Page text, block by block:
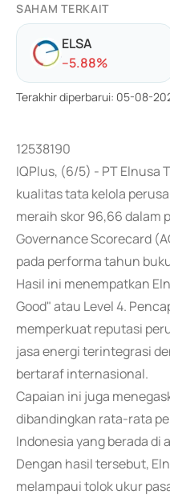
SAHAM TERKAIT
ELSA
--5.88%
Terakhir diperbarui: 05-08-
12538190
IQPlus, (6/5) - PT Elnusa
kualitas tata kelola
meraih skor 96,66 dalam
Governance Scorecard
pada performa tahun
Hasil ini menempatkan
Good" atau Level 4.
memperkuat reputasi
jasa energi terintegrasi
bertaraf internasional.
Capaian ini juga
dibandingkan rata-rata
Indonesia yang berada di
Dengan hasil tersebut,
melampaui tolok ukur